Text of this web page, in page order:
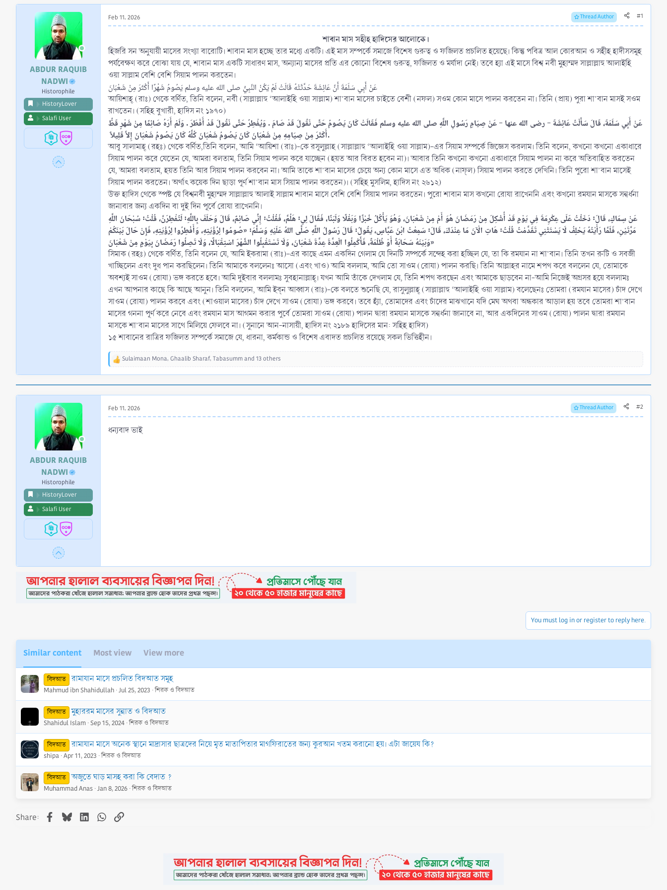
r
t
e
ABDUR RAQUIB
NADWI
Historophile
HistoryLover
Salafi User
Feb 11, 2026 Thread Author #1
শাবান মাস সহীহ হাদিসের আলোকে।
হিজরি সন অনুযায়ী মাসের সংখ্যা বারোটি। শাবান মাস হচ্ছে তার মধ্যে একটি। এই মাস সম্পর্কে সমাজে বিশেষ গুরুত্ব ও ফজিলত প্রচলিত হয়েছে। কিন্তু পবিত্র আল কোরআন ও সহীহ হাদীসসমূহ
পর্যবেক্ষণ করে বোঝা যায় যে, শাবান মাস একটি সাধারণ মাস, অন্যান্য মাসের প্রতি এর কোনো বিশেষ গুরুত্ব, ফজিলত ও মর্যাদা নেই। তবে হ্যা এই মাসে বিশ্ব নবী মুহাম্মদ সাল্লাল্লাহু আলাইহি
ওয়া সাল্লাম বেশি বেশি সিয়াম পালন করতেন।
عَنْ أَبِي سَلَمَةَ أَنَّ عَائِشَةَ حَدَّثَتْهُ قَالَتْ لَمْ يَكُنْ النَّبِيُّ صلى الله عليه وسلم يَصُومُ شَهْرًا أَكْثَرَ مِنْ شَعْبَانَ
আয়িশাহ্ (রাঃ) থেকে বর্ণিত, তিনি বলেন, নবী (সাল্লাল্লাহু ‘আলাইহি ওয়া সাল্লাম) শা’বান মাসের চাইতে বেশী (নফল) সওম কোন মাসে পালন করতেন না। তিনি (প্রায়) পুরা শা’বান মাসই সওম
রাখতেন। (সহিহ বুখারী, হাদিস নং ১৯৭০)
عَنْ أَبِي سَلَمَةَ، قَالَ سَأَلْتُ عَائِشَةَ - رضى الله عنها - عَنْ صِيَامِ رَسُولِ اللَّهِ صلى الله عليه وسلم فَقَالَتْ كَانَ يَصُومُ حَتَّى نَقُولَ قَدْ صَامَ ‏.‏ وَيُفْطِرُ حَتَّى نَقُولَ قَدْ أَفْطَرَ ‏.‏ وَلَمْ أَرَهُ صَائِمًا مِنْ شَهْرٍ قَطُّ
أَكْثَرَ مِنْ صِيَامِهِ مِنْ شَعْبَانَ كَانَ يَصُومُ شَعْبَانَ كُلَّهُ كَانَ يَصُومُ شَعْبَانَ إِلاَّ قَلِيلاً ‏.
আবূ সালামাহ্‌ (রহঃ) থেকে বর্ণিত,তিনি বলেন, আমি ‘আয়িশা (রাঃ)-কে রসূলুল্লাহ (সাল্লাল্লাহু ‘আলাইহি ওয়া সাল্লাম)-এর সিয়াম সম্পর্কে জিজ্ঞেস করলাম। তিনি বলেন, কখনো কখনো একাধারে
সিয়াম পালন করে যেতেন যে, আমরা বলতাম, তিনি সিয়াম পালন করে যাচ্ছেন (হয়ত আর বিরত হবেন না)। আবার তিনি কখনো কখনো একাধারে সিয়াম পালন না করে অতিবাহিত করতেন
যে, আমরা বলতাম, হয়ত তিনি আর সিয়াম পালন করবেন না। আমি তাকে শা’বান মাসের চেয়ে অন্য কোন মাসে এত অধিক (নাফ্‌ল) সিয়াম পালন করতে দেখিনি। তিনি পুরো শা’বান মাসেই
সিয়াম পালন করতেন। অর্থাৎ কয়েক দিন ছাড়া পূর্ণ শা’বান মাস সিয়াম পালন করতেন)। (সহিহ মুসলিম, হাদিস নং ২৬১২)
উক্ত হাদিস থেকে স্পষ্ট যে বিশ্বনবী মুহাম্মদ সাল্লাল্লাহু আলাই সাল্লাম শাবান মাসে বেশি বেশি সিয়াম পালন করতেন। পুরো শাবান মাস কখনো রোযা রাখেননি এবং কখনো রমযান মাসকে সন্বর্ধনা
জানাবার জন্য একদিন বা দুই দিন পূর্বে রোযা রাখেননি।
عَنْ سِمَاكٍ، قَالَ: دَخَلْتُ عَلَى عِكْرِمَةَ فِي يَوْمٍ قَدْ أُشْكِلَ مِنْ رَمَضَانَ هُوَ أَمْ مِنْ شَعْبَانَ، وَهُوَ يَأْكُلُ خُبْزًا وَبَقْلًا وَلَبَنًا، فَقَالَ لِي: هَلُمَّ، فَقُلْتُ: إِنِّي صَائِمٌ، قَالَ وَحَلَفَ بِاللَّهِ: لَتُفْطِرَنَّ، قُلْتُ: سُبْحَانَ اللَّهِ
مَرَّتَيْنِ، فَلَمَّا رَأَيْتُهُ يَحْلِفُ لَا يَسْتَثْنِي تَقَدَّمْتُ قُلْتُ: هَاتِ الْآنَ مَا عِنْدَكَ، قَالَ: سَمِعْتُ ابْنَ عَبَّاسٍ، يَقُولُ: قَالَ رَسُولُ اللَّهِ صَلَّى اللهُ عَلَيْهِ وَسَلَّمَ: «صُومُوا لِرُؤْيَتِهِ، وَأَفْطِرُوا لِرُؤْيَتِهِ، فَإِنْ حَالَ بَيْنَكُمْ
وَبَيْنَهُ سَحَابَةٌ أَوْ ظُلْمَةٌ، فَأَكْمِلُوا الْعِدَّةَ عِدَّةَ شَعْبَانَ، وَلَا تَسْتَقْبِلُوا الشَّهْرَ اسْتِقْبَالًا، وَلَا تَصِلُوا رَمَضَانَ بِيَوْمٍ مِنْ شَعْبَانَ»
সিমাক (রহঃ) থেকে বর্ণিত, তিনি বলেন যে, আমি ইকরামা (রাঃ)-এর কাছে এমন একদিন গেলাম যে দিনটি সষ্পর্কে সন্দেহ করা হচ্ছিল যে, তা কি রমযান না শা’বান। তিনি তখন রুটি ও সবজী
খাচ্ছিলেন এবং দুধ পান করছিলেন। তিনি আমাকে বললেনঃ আসো (এবং খাও) আমি বললাম, আমি তো সাওম (রোযা) পালন করছি। তিনি আল্লাহর নামে শপথ করে বললেন যে, তোমাকে
অবশ্যই সাওম (রোযা) ভঙ্গ করতে হবে। আমি দুইবার বললামঃ সুবহানাল্লাহ্‌। যখন আমি তাঁকে দেখলাম যে, তিনি শপথ করছেন এবং আমাকে ছাড়বেন না-আমি নিজেই অগ্রসর হয়ে বললামঃ
এখন আপনার কাছে কি আছে আনুন। তিনি বললেন, আমি ইব্‌ন আব্বাস (রাঃ)-কে বলতে শুনেছি যে, রাসুলুল্লাহ্‌ (সাল্লাল্লাহু ‘আলাইহি ওয়া সাল্লাম) বলেছেনঃ তোমরা (রমযান মাসের) চাঁদ দেখে
সাওম (রোযা) পালন করবে এবং (শাওয়াল মাসের) চাঁদ দেখে সাওম (রোযা) ভঙ্গ করবে। তবে হ্যাঁ, তোমাদের এবং চাঁদের মাঝখানে যদি মেঘ অথবা অন্ধকার আড়াল হয় তবে তোমরা শা’বান
মাসের গননা পূর্ণ করে নেবে এবং রমযান মাস আগমন করার পুর্বে তোমরা সাওম (রোযা) পালন দ্বারা রমযান মাসকে সন্বর্ধনা জানাবে না, আর একদিনের সাওম (রোযা) পালন দ্বারা রমযান
মাসকে শা’বান মাসের সাথে মিলিয়ে ফেলবে না। (সুনানে আন-নাসায়ী, হাদিস নং ২১৮৯ হাদিসের মান: সহিহ হাদিস)
১৫ শাবানের রাত্রির ফজিলত সম্পর্কে সমাজে যে, ধারনা, কর্মকান্ড ও বিশেষ এবাদত প্রচলিত রয়েছে সকল ভিত্তিহীন।
R
t
i
o
s
Sulaimaan Mona, Ghaalib Sharaf, Tabasummand 13 others
ABDUR RAQUIB
NADWI
Historophile
HistoryLover
Salafi User
Feb 11, 2026 Thread Author #2
ধন্যবাদ ভাই
You must log in or register to reply here.
Similar content Most view View more
বিদআত রামাযান মাসে প্রচলিত বিদআত সমূহ
Mahmud ibn Shahidullah Jul 25, 2023 শিরক ও বিদআত
বিদআত মুহাররম মাসের সুন্নাত ও বিদআত
Shahidul Islam Sep 15, 2024 শিরক ও বিদআত
বিদআত রামাযান মাসে অনেক স্থানে মাদ্রাসার ছাত্রদের নিয়ে মৃত মাতাপিতার মাগফিরাতের জন্য কুরআন খতম করানো হয়। এটা জায়েয কি?
shipa Apr 11, 2023 শিরক ও বিদআত
বিদআত অজুতে ঘাড় মাসহ করা কি বেদাত ?
Muhammad Anas Jan 8, 2026 শিরক ও বিদআত
Share: Facebook
BlueskyLinkedInWhatsApp
Link